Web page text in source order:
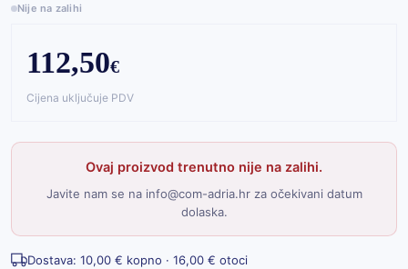
Nije na zalihi
112,50€
Cijena uključuje PDV
Ovaj proizvod trenutno nije na zalihi.
Javite nam se na info@com-adria.hr za očekivani datum
dolaska.
Dostava: 10,00 € kopno · 16,00 € otoci